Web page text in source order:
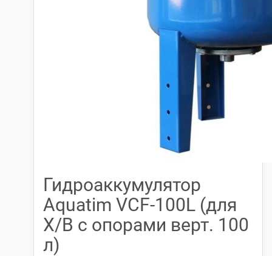
Гидроаккумулятор
Aquatim VCF-100L (для
Х/В с опорами верт. 100
л)